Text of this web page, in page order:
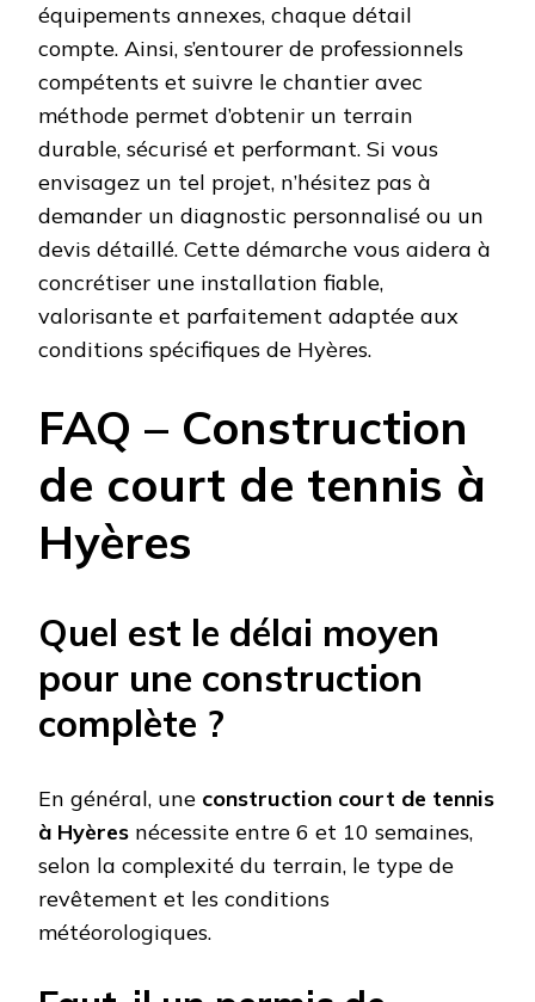
équipements annexes, chaque détail
compte. Ainsi, s’entourer de professionnels
compétents et suivre le chantier avec
méthode permet d’obtenir un terrain
durable, sécurisé et performant. Si vous
envisagez un tel projet, n’hésitez pas à
demander un diagnostic personnalisé ou un
devis détaillé. Cette démarche vous aidera à
concrétiser une installation fiable,
valorisante et parfaitement adaptée aux
conditions spécifiques de Hyères.
FAQ – Construction
de court de tennis à
Hyères
Quel est le délai moyen
pour une construction
complète ?
En général, une construction court de tennis
à Hyères nécessite entre 6 et 10 semaines,
selon la complexité du terrain, le type de
revêtement et les conditions
météorologiques.